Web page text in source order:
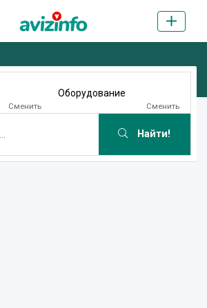
Сменить
Оборудование
Сменить
Найти!